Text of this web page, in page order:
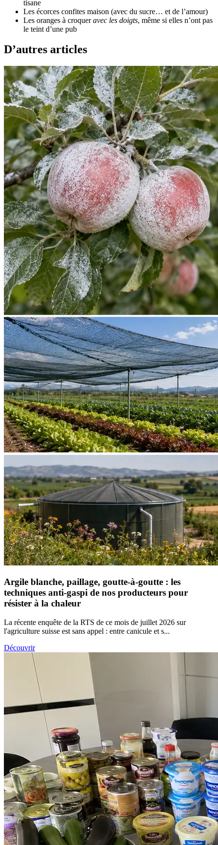
tisane
Les écorces confites maison (avec du sucre… et de l’amour)
Les oranges à croqueravec les doigts, même si elles n’ont pas
le teint d’une pub
D’autres articles
Argile blanche, paillage, goutte-à-goutte : les
techniques anti-gaspi de nos producteurs pour
résister à la chaleur
La récente enquête de la RTS de ce mois de juillet 2026 sur
l'agriculture suisse est sans appel : entre canicule et s...
Découvrir